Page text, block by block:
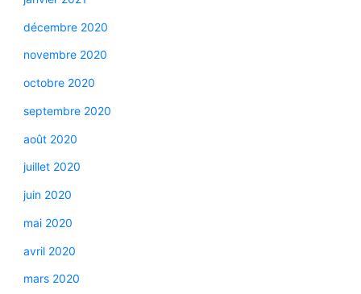
décembre 2020
novembre 2020
octobre 2020
septembre 2020
août 2020
juillet 2020
juin 2020
mai 2020
avril 2020
mars 2020